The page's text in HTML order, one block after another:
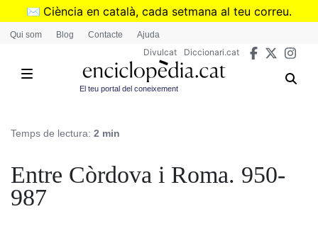
Vés
✉️ Ciència en català, cada setmana al teu correu.
➜Subscriu-te al butlletí de Divulcat
Qui som Blog Contacte Ajuda
Divulcat Diccionari.cat
El teu portal del coneixement
Temps de lectura: 2 min
Entre Còrdova i Roma. 950-
987